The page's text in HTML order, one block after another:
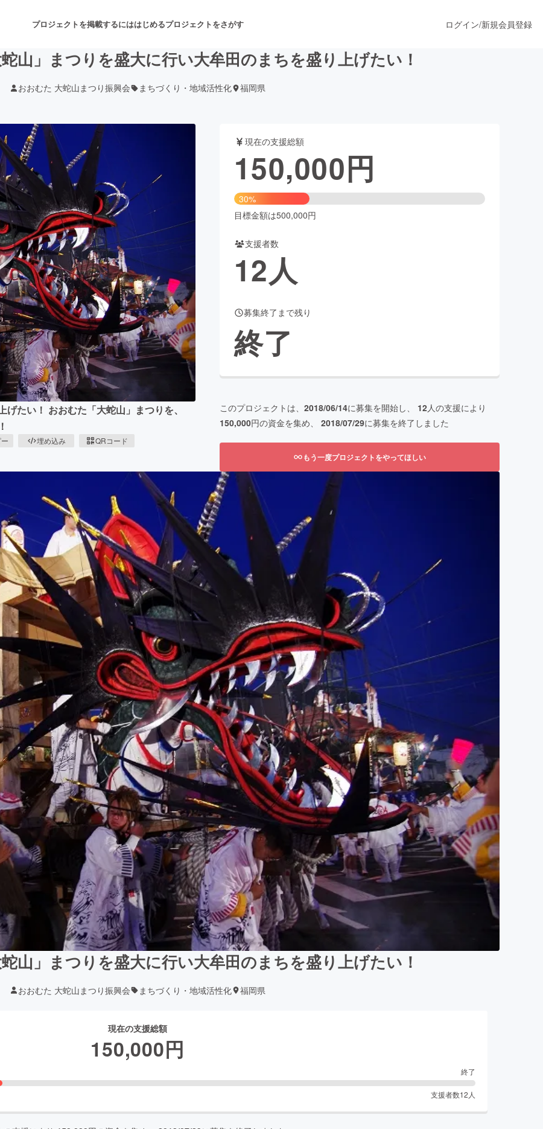
プロジェクトを掲載するにははじめるプロジェクトをさがす
音楽 舞台・パフォーマンス
ゲーム・サービス開発 ファッション
書籍・雑誌出版
チャレンジ ビューティー・ヘルスケア
CAMPFIRE for Social GoodCAMPFIRE Creation
CAMPFIREふるさと納税machi-yaコミュニティ
ログイン/新規会員登録
山」まつりを盛大に行い大牟田のまちを盛り上げたい！
おおむた 大蛇山まつり振興会 まちづくり・地域活性化 福岡県
たい！ おおむた「大蛇山」まつりを、
埋め込み QRコード
現在の支援総額
150,000円
30%
目標金額は500,000円
支援者数
12人
募集終了まで残り
終了
このプロジェクトは、 2018/06/14に募集を開始し、 12人の支援により
150,000円の資金を集め、 2018/07/29に募集を終了しました
もう一度プロジェクトをやってほしい
山」まつりを盛大に行い大牟田のまちを盛り上げたい！
おおむた 大蛇山まつり振興会 まちづくり・地域活性化 福岡県
現在の支援総額
150,000円
終了
支援者数12 人